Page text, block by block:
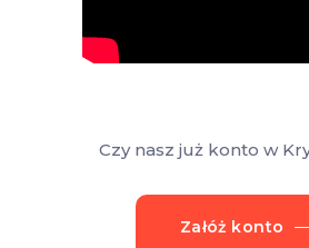
Czy nasz już konto w
Załóż konto